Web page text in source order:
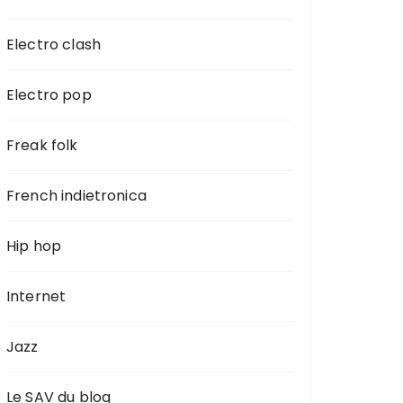
Electro clash
Electro pop
Freak folk
French indietronica
Hip hop
Internet
Jazz
Le SAV du blog